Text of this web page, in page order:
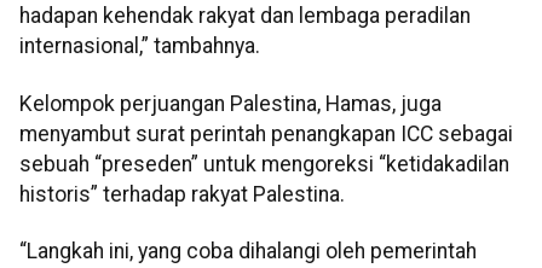
hadapan kehendak rakyat dan lembaga peradilan
internasional,” tambahnya.
Kelompok perjuangan Palestina, Hamas, juga
menyambut surat perintah penangkapan ICC sebagai
sebuah “preseden” untuk mengoreksi “ketidakadilan
historis” terhadap rakyat Palestina.
“Langkah ini, yang coba dihalangi oleh pemerintah